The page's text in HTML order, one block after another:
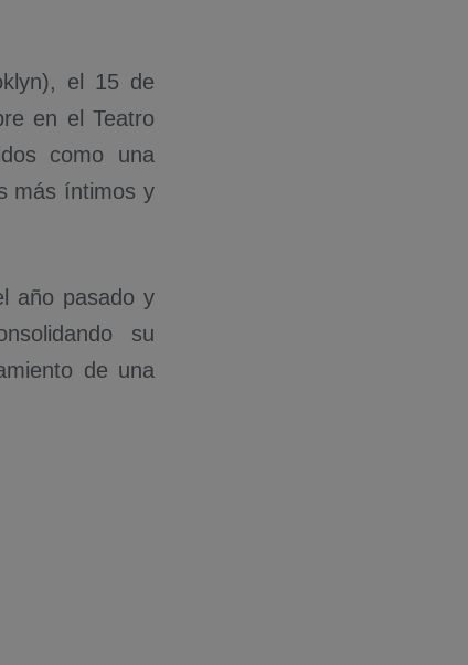
el 15 de
en el Teatro
como una
más íntimos y
año pasado y
su
de una